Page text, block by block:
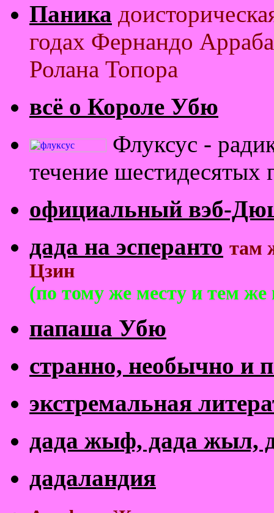
Паника
годах Фернандо
Ролана Топора
всё о Короле Убю
Флуксус -
течение шестидесятых
официальный вэб-
дада на эсперанто там
Цзин
(по тому же месту и тем
папаша Убю
странно, необычно и
экстремальная
дада жыф, дада жыл,
дадаландия